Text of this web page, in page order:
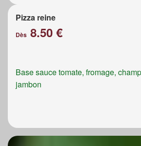
Pizza reine
Dès 8.50 €
Base sauce tomate, fromage,
jambon